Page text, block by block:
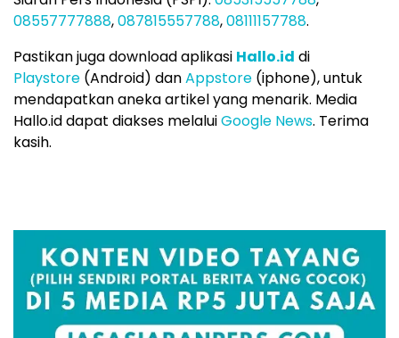
08557777888,087815557788,08111157788.
Pastikan juga download aplikasi Hallo.id di
Playstore (Android) danAppstore (iphone), untuk
mendapatkan aneka artikel yang menarik. Media
Hallo.id dapat diakses melaluiGoogle News. Terima
kasih.